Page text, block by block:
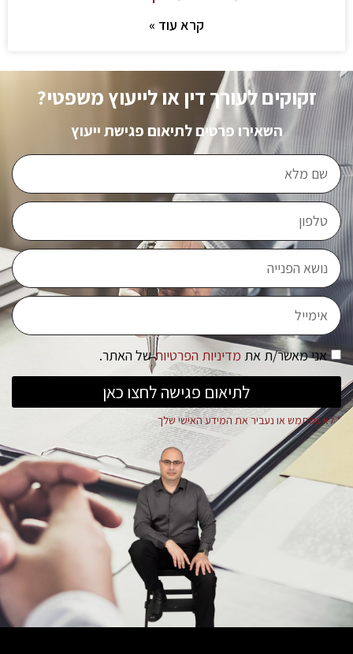
קרא עוד »
זקוקים לעורך דין או לייעוץ משפטי?
השאירו פרטים לתיאום פגישת ייעוץ
אני מאשר/ת את מדיניות הפרטיותשל האתר.
לתיאום פגישה לחצו כאן
* לא נשתמש או נעביר את המידע האישי שלך